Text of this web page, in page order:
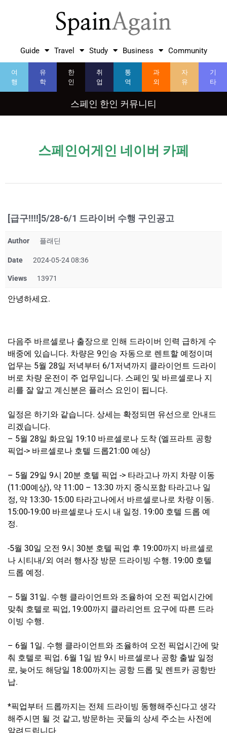
Guide Travel Study Business Community
여
행
유
학
한
인
취
업
통
역
과
외
자
유
기
타
스페인 한인 커뮤니티
스페인어게인 네이버 카페
[급구!!!!]5/28-6/1 드라이버 수행 구인공고
Author 플래딘
Date 2024-05-24 08:36
Views 13971
안녕하세요.
다음주 바르셀로나 출장으로 인해 드라이버 인력 급하게 수
배중에 있습니다. 차량은 9인승 자동으로 렌트할 예정이며
업무는 5월 28일 저녁부터 6/1저녁까지 클라이언트 드라이
버로 차량 운전이 주 업무입니다. 스페인 및 바르셀로나 지
리를 잘 알고 계신분은 플러스 요인이 됩니다.
일정은 하기와 같습니다. 상세는 확정되면 유선으로 안내드
리겠습니다.
– 5월 28일 화요일 19:10 바르셀로나 도착 (엘프라트 공항
픽업-> 바르셀로나 호텔 드롭21:00 예상)
– 5월 29일 9시 20분 호텔 픽업 -> 타라고나 까지 차량 이동
(11:00예상), 약 11:00 – 13:30 까지 중식포함 타라고나 일
정, 약 13:30- 15:00 타라고나에서 바르셀로나로 차량 이동.
15:00-19:00 바르셀로나 도시 내 일정. 19:00 호텔 드롭 예
정.
-5월 30일 오전 9시 30분 호텔 픽업 후 19:00까지 바르셀로
나 시티내/외 여러 행사장 방문 드라이빙 수행. 19:00 호텔
드롭 예정.
– 5월 31일. 수행 클라이언트와 조율하여 오전 픽업시간에
맞춰 호텔로 픽업, 19:00까지 클라리언트 요구에 따른 드라
이빙 수행.
– 6월 1일. 수행 클라이언트와 조율하여 오전 픽업시간에 맞
춰 호텔로 픽업. 6월 1일 밤 9시 바르셀로나 공항 출발 일정
로, 늦어도 해당일 18:00까지는 공항 드롭 및 렌트카 공항반
납.
*픽업부터 드롭까지는 전체 드라이빙 동행해주신다고 생각
해주시면 될 것 같고, 방문하는 곳들의 상세 주소는 사전에
알려드립니다